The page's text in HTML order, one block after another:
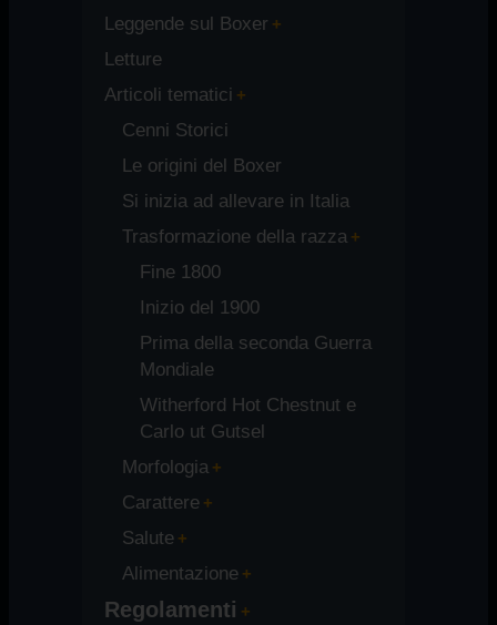
Leggende sul Boxer
Letture
Articoli tematici
Cenni Storici
Le origini del Boxer
Si inizia ad allevare in Italia
Trasformazione della razza
Fine 1800
Inizio del 1900
Prima della seconda Guerra
Mondiale
Witherford Hot Chestnut e
Carlo ut Gutsel
Morfologia
Carattere
Salute
Alimentazione
Regolamenti